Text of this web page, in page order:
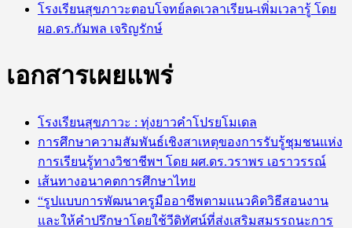
โรงเรียนสุขภาวะตอบโจทย์ลดเวลาเรียน-เพิ่มเวลารู้ โดย
ผอ.ดร.กัมพล เจริญรักษ์
เอกสารเผยแพร่
โรงเรียนสุขภาวะ : ทุ่งยาวคำโปรยโมเดล
การศึกษาความสัมพันธ์เชิงสาเหตุของการรับรู้ชุมชนแห่ง
การเรียนรู้ทางวิชาชีพฯ โดย ผศ.ดร.วราพร เอราวรรณ์
เส้นทางอนาคตการศึกษาไทย
“รูปแบบการพัฒนาครูมืออาชีพตามแนวคิดวิธีสอนงาน
และให้คำปรึกษาโดยใช้วีดิทัศน์ที่ส่งเสริมสมรรถนะการ